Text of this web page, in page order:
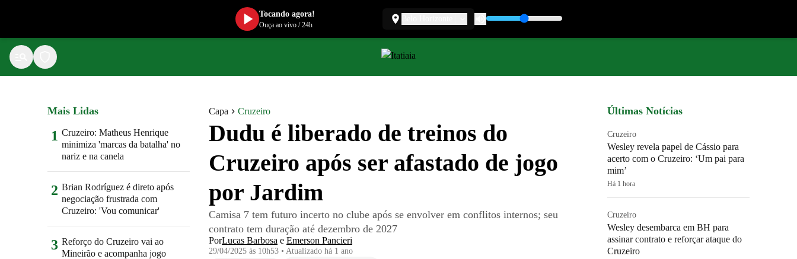
Capa Cruzeiro
Dudu é liberado de treinos do
Cruzeiro após ser afastado de jogo
por Jardim
Camisa 7 tem futuro incerto no clube após se envolver em conflitos internos; seu
contrato tem duração até dezembro de 2027
PorLucas Barbosa e Emerson Pancieri
29/04/2025 às 10h53 • Atualizado há 1 ano
Mais Lidas
1 Cruzeiro: Matheus Henrique
minimiza 'marcas da batalha' no
nariz e na canela
2 Brian Rodríguez é direto após
negociação frustrada com
Cruzeiro: 'Vou comunicar'
3 Reforço do Cruzeiro vai ao
Mineirão e acompanha jogo
Últimas Notícias
Cruzeiro
Wesley revela papel de Cássio para
acerto com o Cruzeiro: ‘Um pai para
mim’
Há 1 hora
Cruzeiro
Wesley desembarca em BH para
assinar contrato e reforçar ataque do
Cruzeiro
Tocando agora!
Ouça ao vivo/24h